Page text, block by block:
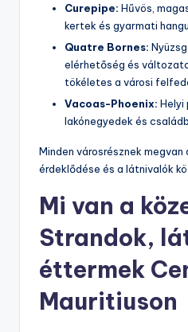
Curepipe: Hűvös,
kertek és gyarmati
Quatre Bornes:
elérhetőség és
tökéletes a városi
Vacoas-Phoenix: Helyi
lakónegyedek és
Minden városrésznek
érdeklődése és a látnivalók
Mi van a
Strandok,
éttermek
Mauritiuson